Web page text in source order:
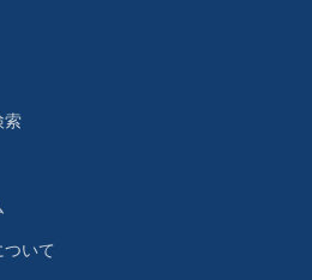
索
いて